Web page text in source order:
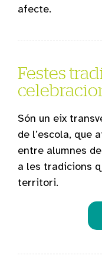
afecte.
Festes
Són un eix
de l’escola, que
entre alumnes
a les tradicions
territori.